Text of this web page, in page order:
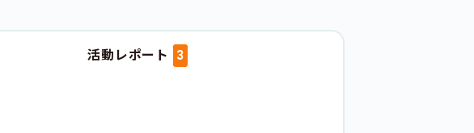
活動レポート 3